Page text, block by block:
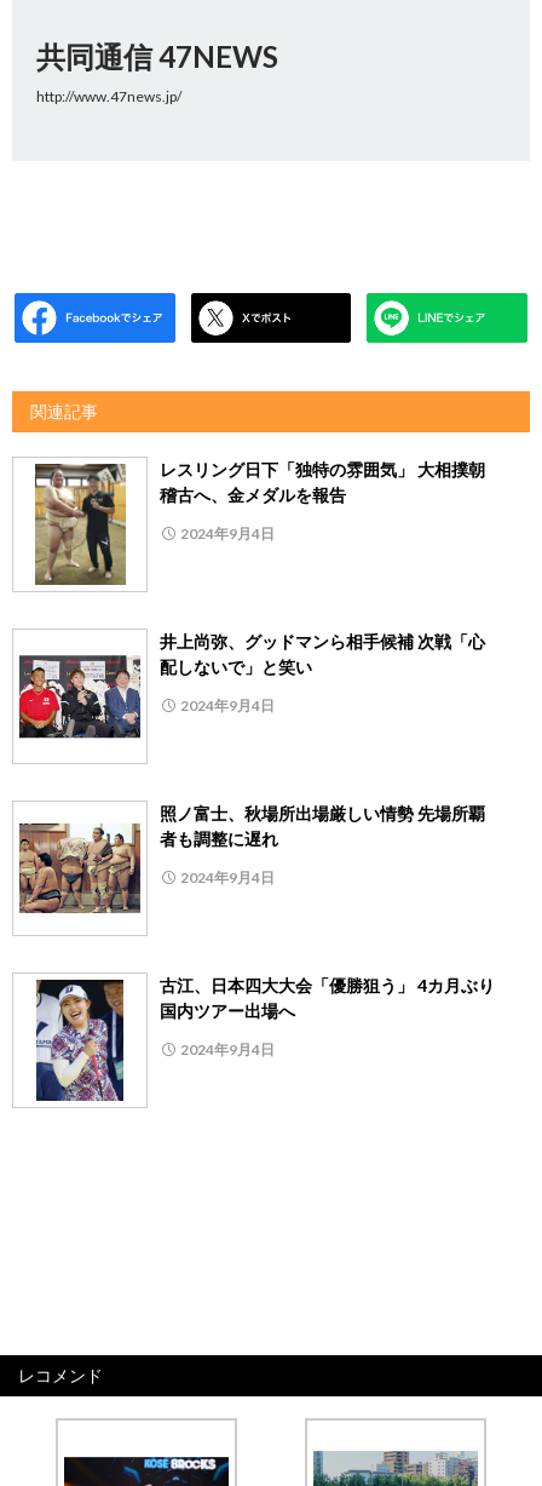
共同通信 47NEWS
http://www.47news.jp/
関連記事
レスリング日下「独特の雰囲気」 大相撲朝
稽古へ、金メダルを報告
2024年9月4日
井上尚弥、グッドマンら相手候補 次戦「心
配しないで」と笑い
2024年9月4日
照ノ富士、秋場所出場厳しい情勢 先場所覇
者も調整に遅れ
2024年9月4日
古江、日本四大大会「優勝狙う」 4カ月ぶり
国内ツアー出場へ
2024年9月4日
レコメンド